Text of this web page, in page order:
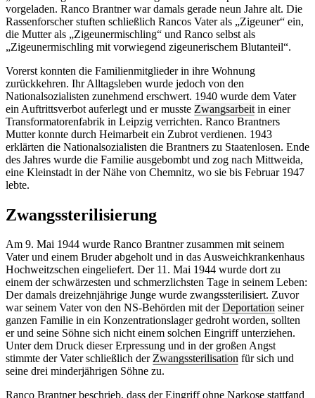
vorgeladen. Ranco Brantner war damals gerade neun Jahre alt. Die
Rassenforscher stuften schließlich Rancos Vater als „Zigeuner“ ein,
die Mutter als „Zigeunermischling“ und Ranco selbst als
„Zigeunermischling mit vorwiegend zigeunerischem Blutanteil“.
Vorerst konnten die Familienmitglieder in ihre Wohnung
zurückkehren. Ihr Alltagsleben wurde jedoch von den
Nationalsozialisten zunehmend erschwert. 1940 wurde dem Vater
ein Auftrittsverbot auferlegt und er musste Zwangsarbeit in einer
Transformatorenfabrik in Leipzig verrichten. Ranco Brantners
Mutter konnte durch Heimarbeit ein Zubrot verdienen. 1943
erklärten die Nationalsozialisten die Brantners zu Staatenlosen. Ende
des Jahres wurde die Familie ausgebombt und zog nach Mittweida,
eine Kleinstadt in der Nähe von Chemnitz, wo sie bis Februar 1947
lebte.
Zwangssterilisierung
Am 9. Mai 1944 wurde Ranco Brantner zusammen mit seinem
Vater und einem Bruder abgeholt und in das Ausweichkrankenhaus
Hochweitzschen eingeliefert. Der 11. Mai 1944 wurde dort zu
einem der schwärzesten und schmerzlichsten Tage in seinem Leben:
Der damals dreizehnjährige Junge wurde zwangssterilisiert. Zuvor
war seinem Vater von den NS-Behörden mit derDeportation seiner
ganzen Familie in ein Konzentrationslager gedroht worden, sollten
er und seine Söhne sich nicht einem solchen Eingriff unterziehen.
Unter dem Druck dieser Erpressung und in der großen Angst
stimmte der Vater schließlich derZwangssterilisation für sich und
seine drei minderjährigen Söhne zu.
Ranco Brantner beschrieb, dass der Eingriff ohne Narkose stattfand